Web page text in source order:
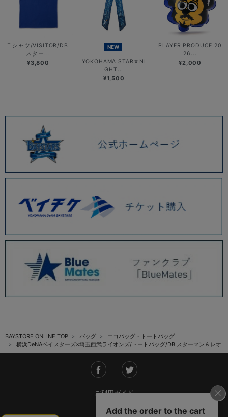
Ｔシャツ/VISITOR/DB.
スター...
¥3,800
NEW
YOKOHAMA STAR☆NI
GHT...
¥1,500
PLAYER PRODUCE 20
26...
¥2,000
BAYSTORE ONLINE TOP バッグ
エコバッグ・トートバッグ
横浜DeNAベイスターズ×埼玉西武ライオンズ/トートバッグ/DB.スターマン＆レオ
ご利用ガイド
会社概要